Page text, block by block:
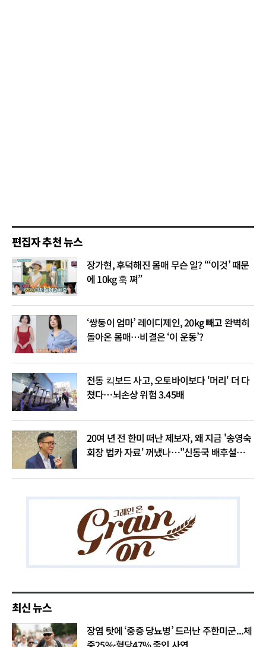
편집자 추천 뉴스
장가현, 후덕해진 몸매 무슨 일? “‘이것’ 때문
에 10kg 훅 쪄”
‘쌍둥이 엄마’ 레이디제인, 20kg 빼고 완벽히
돌아온 몸매…비결은 ‘이 운동’?
전동 킥보드 사고, 오토바이보다 '머리' 더 다
쳤다…뇌손상 위험 3.45배
20여 년 전 한미 떠난 제보자, 왜 지금 '송영숙
회장 법카 자료' 꺼냈나…"신동국 배후설은
최신 뉴스
장염 탓에 ‘중증 당뇨병’ 드러난 주한미군...체